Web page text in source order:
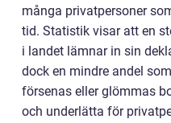
många privatpersoner
tid. Statistik visar att en
i landet lämnar in sin
dock en mindre andel
försenas eller glömmas
och underlätta för